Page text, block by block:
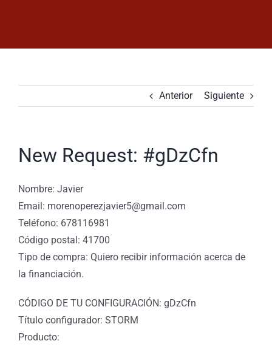
Anterior Siguiente
New Request: #gDzCfn
Nombre: Javier
Email: morenoperezjavier5@gmail.com
Teléfono: 678116981
Código postal: 41700
Tipo de compra: Quiero recibir información acerca de
la financiación.
CÓDIGO DE TU CONFIGURACIÓN: gDzCfn
Título configurador: STORM
Producto: